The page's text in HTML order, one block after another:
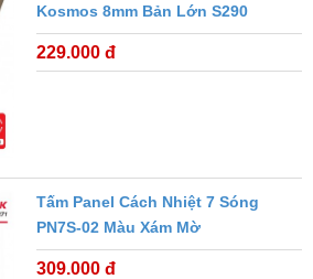
Kosmos 8mm Bản Lớn S290
229.000 đ
Tấm Panel Cách Nhiệt 7 Sóng
PN7S-02 Màu Xám Mờ
309.000 đ